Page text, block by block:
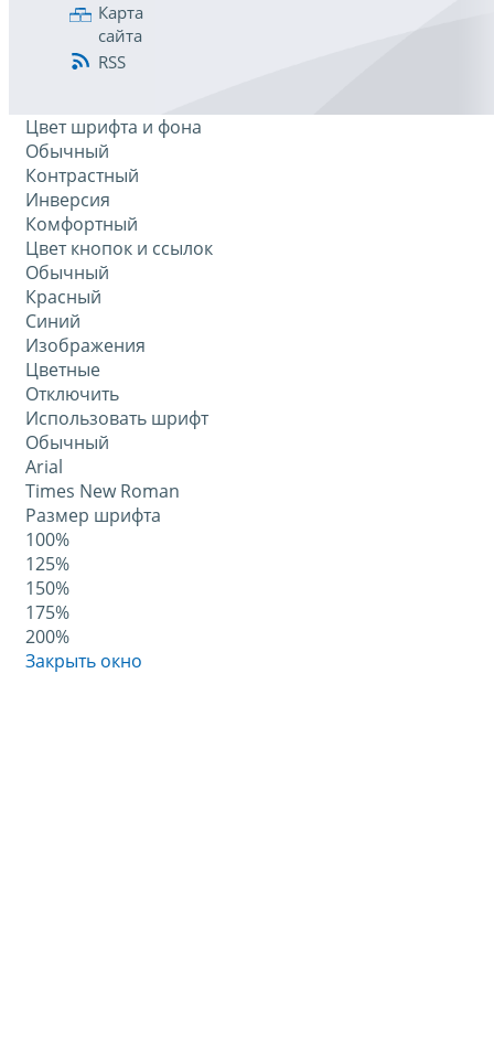
Карта
сайта
RSS
Цвет шрифта и фона
Обычный
Контрастный
Инверсия
Комфортный
Цвет кнопок и ссылок
Обычный
Красный
Синий
Изображения
Цветные
Отключить
Использовать шрифт
Обычный
Arial
Times New Roman
Размер шрифта
100%
125%
150%
175%
200%
Закрыть окно